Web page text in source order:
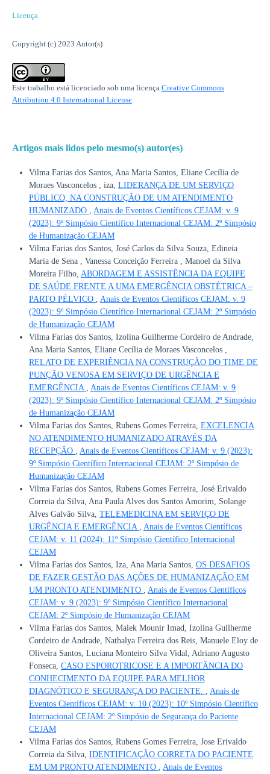
Licença
Copyright (c) 2023 Autor(s)
Este trabalho está licenciado sob uma licença Creative Commons
Attribution 4.0 International License.
Artigos mais lidos pelo mesmo(s) autor(es)
Vilma Farias dos Santos, Ana Maria Santos, Eliane Cecília de
Moraes Vasconcelos , iza, LIDERANÇA DE UM SERVIÇO
PÚBLICO, NA CONSTRUÇÃO DE UM ATENDIMENTO
HUMANIZADO
Anais de Eventos Científicos CEJAM: v. 9
(2023): 9º Simpósio Científico Internacional CEJAM: 2º Simpósio
de Humanização CEJAM
Vilma Farias dos Santos, José Carlos da Silva Souza, Edineia
Maria de Sena , Vanessa Conceição Ferreira , Manoel da Silva
Moreira Filho, ABORDAGEM E ASSISTÊNCIA DA EQUIPE
DE SAÚDE FRENTE A UMA EMERGÊNCIA OBSTÉTRICA –
PARTO PÉLVICO
Anais de Eventos Científicos CEJAM: v. 9
(2023): 9º Simpósio Científico Internacional CEJAM: 2º Simpósio
de Humanização CEJAM
Vilma Farias dos Santos, Izolina Guilherme Cordeiro de Andrade,
Ana Maria Santos, Eliane Cecília de Moraes Vasconcelos ,
RELATO DE EXPERIÊNCIA NA CONSTRUÇÃO DO TIME DE
PUNÇÃO VENOSA EM SERVIÇO DE URGÊNCIA E
EMERGÊNCIA
Anais de Eventos Científicos CEJAM: v. 9
(2023): 9º Simpósio Científico Internacional CEJAM: 2º Simpósio
de Humanização CEJAM
Vilma Farias dos Santos, Rubens Gomes Ferreira, EXCELENCIA
NO ATENDIMENTO HUMANIZADO ATRAVÉS DA
RECEPÇÃO
Anais de Eventos Científicos CEJAM: v. 9 (2023):
9º Simpósio Científico Internacional CEJAM: 2º Simpósio de
Humanização CEJAM
Vilma Farias dos Santos, Rubens Gomes Ferreira, José Erivaldo
Correia da Silva, Ana Paula Alves dos Santos Amorim, Solange
Alves Galvão Silva, TELEMEDICINA EM SERVIÇO DE
URGÊNCIA E EMERGÊNCIA
Anais de Eventos Científicos
CEJAM: v. 11 (2024): 11º Simpósio Científico Internacional
CEJAM
Vilma Farias dos Santos, Iza, Ana Maria Santos, OS DESAFIOS
DE FAZER GESTÃO DAS AÇÕES DE HUMANIZAÇÃO EM
UM PRONTO ATENDIMENTO
Anais de Eventos Científicos
CEJAM: v. 9 (2023): 9º Simpósio Científico Internacional
CEJAM: 2º Simpósio de Humanização CEJAM
Vilma Farias dos Santos, Malek Mounir Imad, Izolina Guilherme
Cordeiro de Andrade, Nathalya Ferreira dos Reis, Manuele Eloy de
Oliveira Santos, Luciana Monteiro Silva Vidal, Adriano Augusto
Fonseca, CASO ESPOROTRICOSE E A IMPORTÂNCIA DO
CONHECIMENTO DA EQUIPE PARA MELHOR
DIAGNÓTICO E SEGURANÇA DO PACIENTE.
Anais de
Eventos Científicos CEJAM: v. 10 (2023): 10º Simpósio Científico
Internacional CEJAM: 2º Simpósio de Segurança do Paciente
CEJAM
Vilma Farias dos Santos, Rubens Gomes Ferreira, Jose Erivaldo
Correia da Silva, IDENTIFICAÇÃO CORRETA DO PACIENTE
EM UM PRONTO ATENDIMENTO
Anais de Eventos